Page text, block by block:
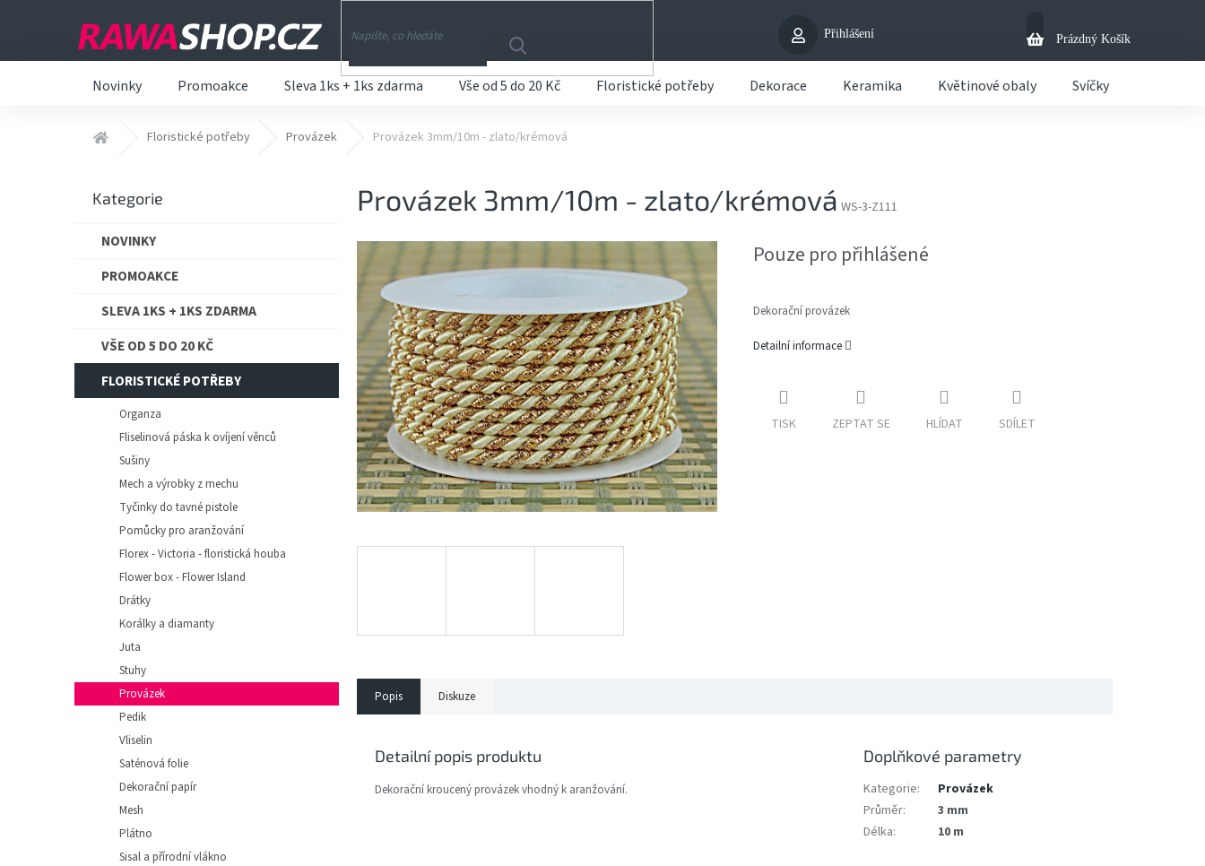
Přihlášení
Nákupní
Prázdný Košík
Novinky Promoakce Sleva 1ks + 1ks zdarma Vše od 5 do 20 Kč Floristické potřeby Dekorace Keramika Květinové obaly Svíčky
Domů Floristické potřeby Provázek Provázek 3mm/10m - zlato/krémová
Přeskočit
Kategorie
NOVINKY
PROMOAKCE
SLEVA 1KS + 1KS ZDARMA
VŠE OD 5 DO 20 KČ
FLORISTICKÉ POTŘEBY
Organza
Fliselinová páska k ovíjení věnců
Sušiny
Mech a výrobky z mechu
Tyčinky do tavné pistole
Pomůcky pro aranžování
Florex - Victoria - floristická houba
Flower box - Flower Island
Drátky
Korálky a diamanty
Juta
Stuhy
Provázek
Pedik
Vliselin
Saténová folie
Dekorační papír
Mesh
Plátno
Sisal a přírodní vlákno
Provázek 3mm/10m - zlato/krémová WS-3-Z111
Pouze pro přihlášené
Dekorační provázek
Detailní informace
TISK ZEPTAT SE HLÍDAT SDÍLET
Popis Diskuze
Detailní popis produktu
Dekorační kroucený provázek vhodný k aranžování.
Doplňkové parametry
Kategorie:
Provázek
Průměr:
3 mm
Délka: 10 m